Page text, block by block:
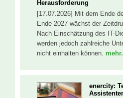
Herausforderung
[17.07.2026] Mit dem Ende
Ende 2027 wächst der
Nach Einschätzung des IT-
werden jedoch zahlreiche
nicht einhalten können.
enercity: